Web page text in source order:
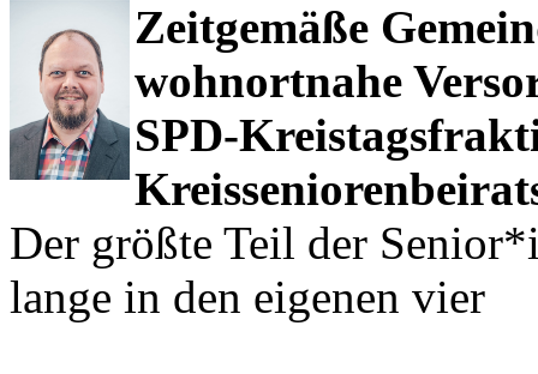
Zeitgemäße
wohnortnahe
SPD-
Der größte Teil der
lange in den eigenen vier